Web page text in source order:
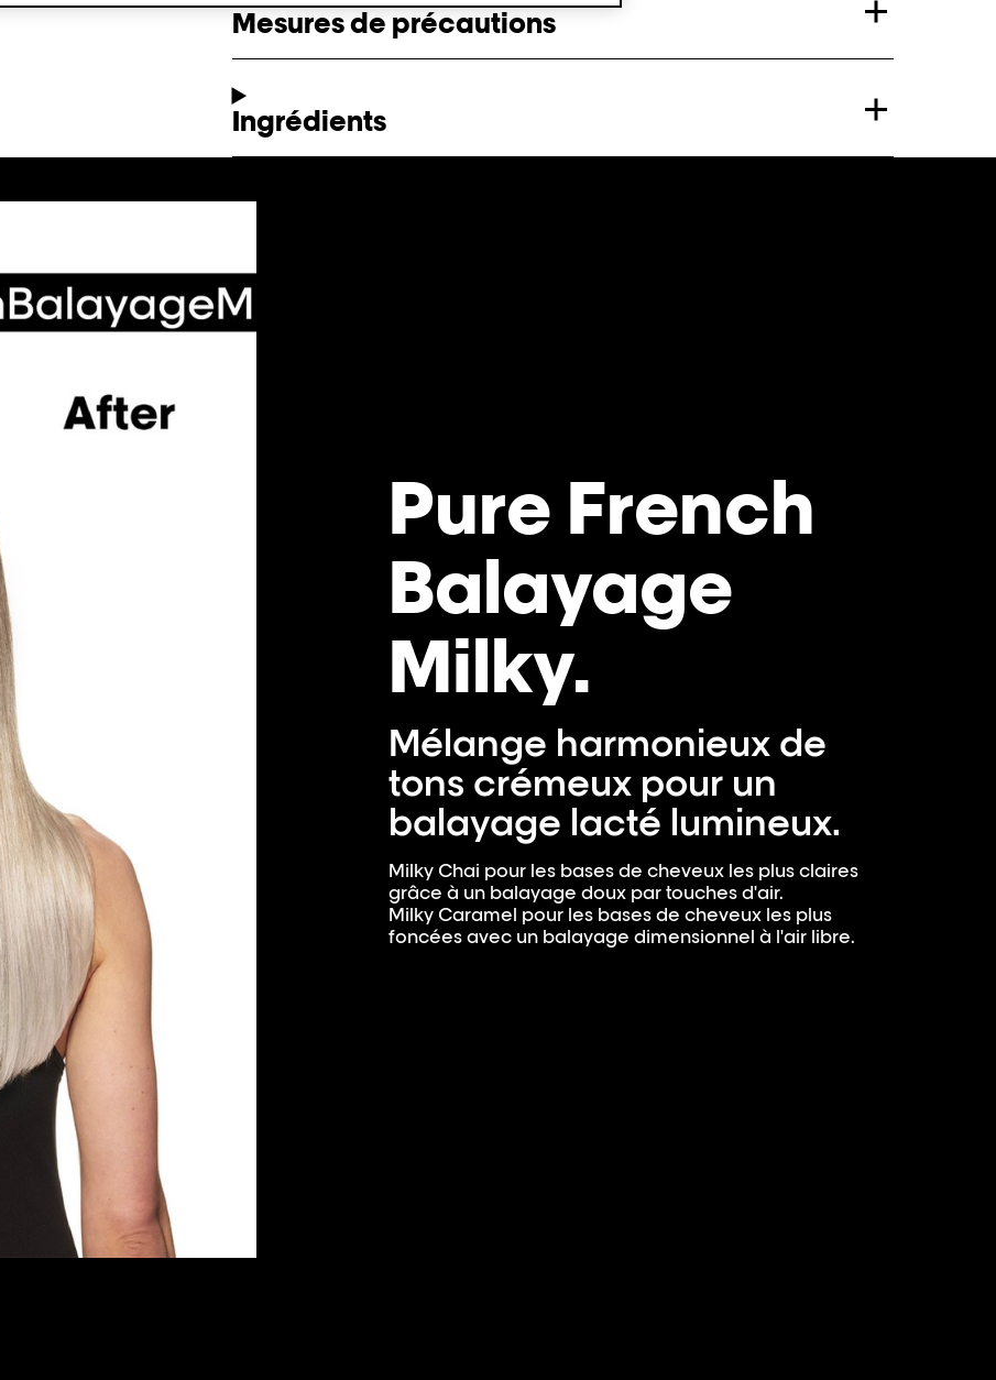
Mesures de précautions
Ingrédients
Pure French
Balayage
Milky.
Mélange harmonieux de
tons crémeux pour un
balayage lacté lumineux.
Milky Chai pour les bases de cheveux les plus claires
grâce à un balayage doux par touches d'air.
Milky Caramel pour les bases de cheveux les plus
foncées avec un balayage dimensionnel à l'air libre.